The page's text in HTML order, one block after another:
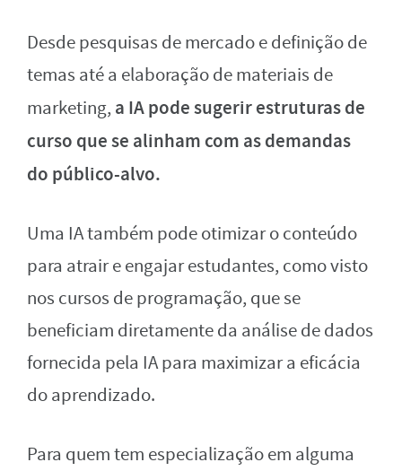
Desde pesquisas de mercado e definição de
temas até a elaboração de materiais de
marketing, a IA pode sugerir estruturas de
curso que se alinham com as demandas
do público-alvo.
Uma IA também pode otimizar o conteúdo
para atrair e engajar estudantes, como visto
nos cursos de programação, que se
beneficiam diretamente da análise de dados
fornecida pela IA para maximizar a eficácia
do aprendizado.
Para quem tem especialização em alguma